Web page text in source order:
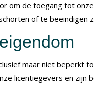
om de toegang tot
of te beëindigen
maar niet beperkt
licentiegevers en zijn